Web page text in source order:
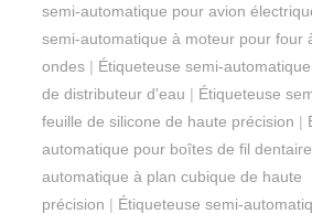
semi-automatique pour avion
semi-automatique à moteur pour four
ondes | Étiqueteuse semi-
de distributeur d'eau | Étiqueteuse
feuille de silicone de haute précision |
automatique pour boîtes de fil dentaire
automatique à plan cubique de haute
précision | Étiqueteuse semi-